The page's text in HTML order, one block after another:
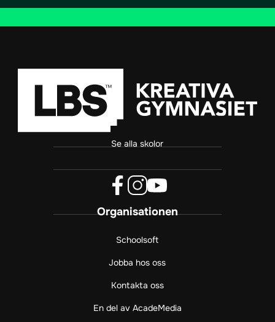
Se alla skolor
a
e
o
k
(
n
t
g
a
m
o
t
b
(
ö
Organisationen
Schoolsoft
Jobba hos oss
Kontakta oss
En del av AcadeMedia